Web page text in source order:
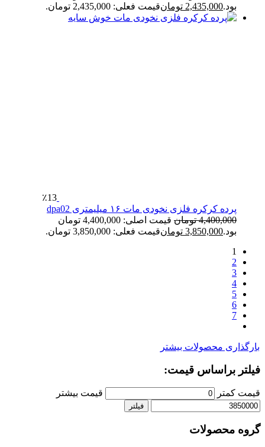
بود.2,435,000 تومانقیمت فعلی: 2,435,000 تومان.
٪13
پرده کرکره فلزی نخودی مات ۱۶ میلیمتری dpa02
4,400,000 تومان
قیمت اصلی: 4,400,000 تومان
بود.3,850,000 تومانقیمت فعلی: 3,850,000 تومان.
1
2
3
4
5
6
7
بارگذاری محصولات بیشتر
فیلتر براساس قیمت:
قیمت کمتر قیمت بیشتر
فیلتر
گروه محصولات